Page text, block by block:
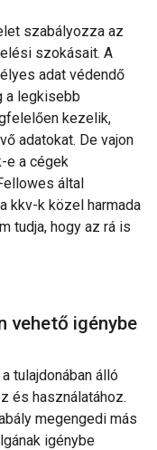
szabályozza az
szokásait. A
adat védendő
a legkisebb
kezelik,
adatokat. De vajon
e a cégek
által
kkv-k közel harmada
tudja, hogy az rá is
vehető igénybe
tulajdonában álló
és használatához.
megengedi más
igénybe